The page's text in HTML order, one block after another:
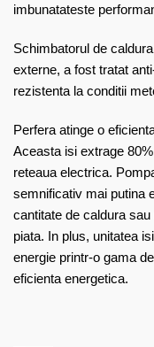
imbunatateste
Schimbatorul de
externe, a fost tratat
rezistenta la conditii
Perfera atinge o
Aceasta isi extrage
reteaua electrica.
semnificativ mai putina
cantitate de caldura
piata. In plus, unitatea
energie printr-o gama
eficienta energetica.